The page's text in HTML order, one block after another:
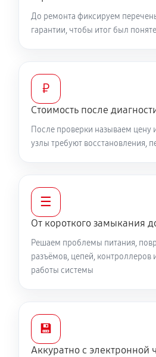
До ремонта фиксируем
гарантии, чтобы итог был
₽
Стоимость после
После проверки называем цену
узлы требуют восстановления,
☰
От короткого замыкания
Решаем проблемы питания,
разъёмов, цепей, контроллеров
работы системы
💾
Аккуратно с электронной